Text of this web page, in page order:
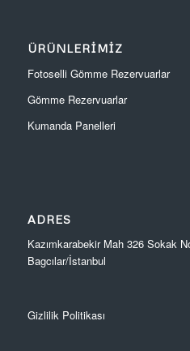
ÜRÜNLERIMIZ
Fotoselli Gömme Rezervuarlar
Gömme Rezervuarlar
Kumanda Panelleri
ADRES
Kazımkarabekir Mah 326 Sokak
Bagcılar/İstanbul
Gizlilik Politikası